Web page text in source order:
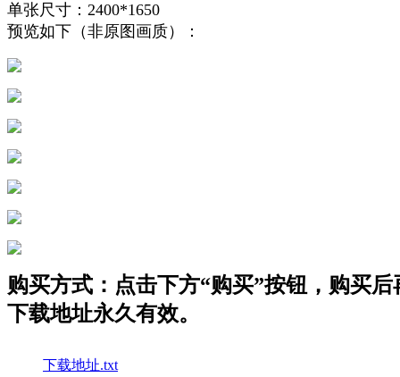
单张尺寸：2400*1650
预览如下（非原图画质）：
购买方式：点击下方“购买”按钮，购买
下载地址永久有效。
下载地址.txt